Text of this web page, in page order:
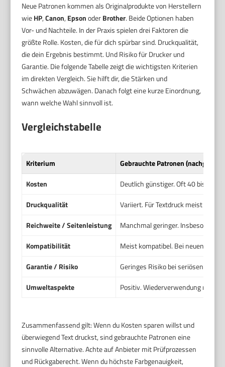
Neue Patronen kommen als Originalprodukte von Herstellern
wieHP,Canon, EpsonoderBrother. Beide Optionen haben
Vor- und Nachteile. In der Praxis spielen drei Faktoren die
größte Rolle. Kosten, die für dich spürbar sind. Druckqualität,
die dein Ergebnis bestimmt. Und Risiko für Drucker und
Garantie. Die folgende Tabelle zeigt die wichtigsten Kriterien
im direkten Vergleich. Sie hilft dir, die Stärken und
Schwächen abzuwägen. Danach folgt eine kurze Einordnung,
wann welche Wahl sinnvoll ist.
Vergleichstabelle
Kriterium
Gebrauchte Patronen
Kosten
Deutlich günstiger. Oft 40 bis 70
Druckqualität
Variiert. Für Textdruck meist
Reichweite / Seitenleistung
Manchmal geringer.
Kompatibilität
Meist kompatibel. Bei neuen
Garantie / Risiko
Geringes Risiko bei seriösen
Umweltaspekte
Positiv. Wiederverwendung
Zusammenfassend gilt: Wenn du Kosten sparen willst und
überwiegend Text druckst, sind gebrauchte Patronen eine
sinnvolle Alternative. Achte auf Anbieter mit Prüfprozessen
und Rückgaberecht. Wenn du höchste Farbgenauigkeit,